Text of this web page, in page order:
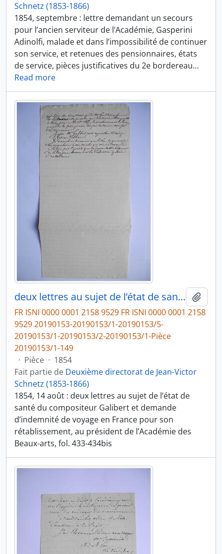
Schnetz (1853-1866)
1854, septembre : lettre demandant un secours
pour l’ancien serviteur de l’Académie, Gasperini
Adinolfi, malade et dans l’impossibilité de continuer
son service, et retenues des pensionnaires, états
de service, pièces justificatives du 2e bordereau…
Read more
deux lettres au sujet de l’état de santé du compositeur Galibert et demande d’indemnité de voyage en France pour son rétablissement, au président de l’Académie des Beaux-arts
FR ISNI 0000 0001 2158 9529 FR ISNI 0000 0001 2158
9529 20190153-20190153/1-20190153/5-
20190153/1-20190153/2-20190153/1-Pièce
20190153/1-149
· Pièce · 1854
Fait partie de Deuxième directorat de Jean-Victor
Schnetz (1853-1866)
1854, 14 août : deux lettres au sujet de l’état de
santé du compositeur Galibert et demande
d’indemnité de voyage en France pour son
rétablissement, au président de l’Académie des
Beaux-arts, fol. 433-434bis